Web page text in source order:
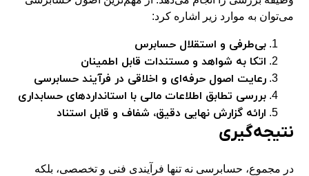
می‌توان به موارد زیر اشاره کرد:
بی‌طرفی و استقلال حسابرس
اتکا به شواهد و مستندات قابل اطمینان
رعایت اصول حرفه‌ای و اخلاقی در فرآیند حسابرسی
بررسی تطابق اطلاعات مالی با استانداردهای حسابداری
ارائه گزارش نهایی دقیق، شفاف و قابل استناد
نتیجه‌گیری
در مجموع، حسابرسی نه تنها فرآیندی فنی و تخصصی، بلکه